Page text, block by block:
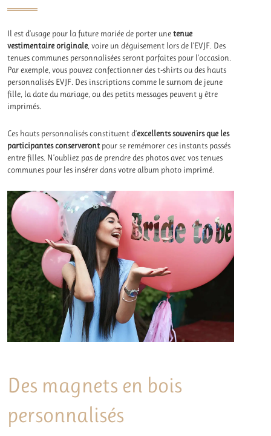
Il est d’usage pour la future mariée de porter unetenue
vestimentaire originale, voire un déguisement lors de l’EVJF. Des
tenues communes personnalisées seront parfaites pour l’occasion.
Par exemple, vous pouvez confectionner des t-shirts ou des hauts
personnalisés EVJF. Des inscriptions comme le surnom de jeune
fille, la date du mariage, ou des petits messages peuvent y être
imprimés.
Ces hauts personnalisés constituent d’excellents souvenirs que les
participantes conserveront pour se remémorer ces instants passés
entre filles. N’oubliez pas de prendre des photos avec vos tenues
communes pour les insérer dans votre album photo imprimé.
Des magnets en bois
personnalisés